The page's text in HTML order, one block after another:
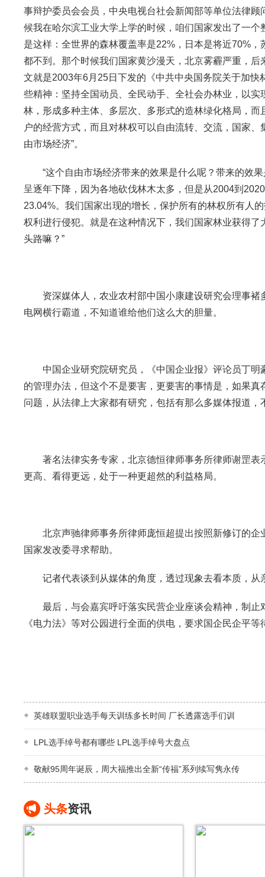
事辩护委员会会员，中央电视台社会新闻部等单位法律
候我在哈尔滨工业大学上学的时候，咱们国家发出了一
是这样：全世界的森林覆盖率是22%，日本是将近70%
都不到。那个时候我们国家黄沙漫天，北京雾霾严重，
文就是2003年6月25日下发的《中共中央国务院关于加
些精神：坚持全国动员、全民动手、全社会办林业，以
林，形成多种主体、多层次、多形式的造林绿化格局，
户的经营方式，而且对林权可以自由流转、交流，国家
由市场经济”。
“这个自由市场经济带来的效果是什么呢？带来的效果
呈逐年下降，因为各地砍伐林木太多，但是从2004到
23.04%。我们国家出现的增长，保护所有的林权所有人
权利进行侵犯。就是在这种情况下，我们国家林业获得
头路嘛？”
资深媒体人，农业农村部中国小康建设研究会理事褚
电网横行霸道，不知道谁给他们这么大的胆量。
中国企业研究院研究员，《中国企业报》评论员丁明
的管理办法，但这个不是要害，更要害的事情是，如果
问题，从法律上大家都有研究，包括有那么多媒体报道，
著名法律实务专家，北京德恒律师事务所律师谢罡表
更高、看得更远，处于一种更超然的利益格局。
北京声驰律师事务所律师庞恒超提出按照新修订的企
国家发改委寻求帮助。
记者代表谈到从媒体的角度，透过现象去看本质，从
最后，与会嘉宾呼吁落实民营企业座谈会精神，制止
《电力法》等对公园进行全面的供电，要求国企民企平
英雄联盟职业选手每天训练多长时间 厂长透露选手们训
LPL选手绰号都有哪些 LPL选手绰号大盘点
敬献95周年诞辰，周大福推出全新“传福”系列续写隽永传
头条资讯